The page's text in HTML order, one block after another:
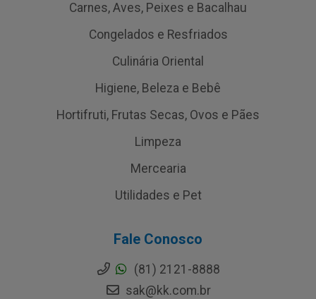
Carnes, Aves, Peixes e Bacalhau
Congelados e Resfriados
Culinária Oriental
Higiene, Beleza e Bebê
Hortifruti, Frutas Secas, Ovos e Pães
Limpeza
Mercearia
Utilidades e Pet
Fale Conosco
(81) 2121-8888
sak@kk.com.br